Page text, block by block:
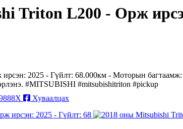
Triton L200 - Орж
2025 - Гүйлт: 68.000км - Моторын
#MITSUBISHI #mitsubishitriton #pickup
Хуваалцах